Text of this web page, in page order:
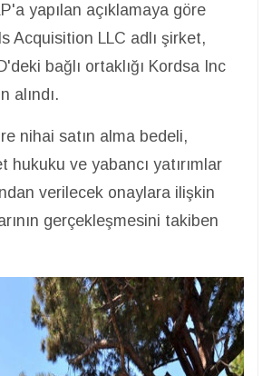
yapılan açıklamaya göre
Acquisition LLC adlı şirket,
bağlı ortaklığı Kordsa Inc
alındı.
nihai satın alma bedeli,
hukuku ve yabancı yatırımlar
verilecek onaylara ilişkin
gerçekleşmesini takiben